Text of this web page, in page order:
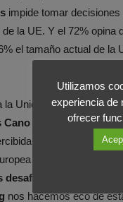
impide tomar
de la UE. Y el 72% opina
el tamaño actual de
la Unión Europea como
Cano Montejano,
cada vez más por
debe abrir un
desafíos
de su historia,
nos hacemos eco de
Utilizamos
experiencia de
ofrecer